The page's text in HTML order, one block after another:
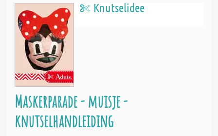
Knutselidee
Maskerparade - muisje -
knutselhandleiding